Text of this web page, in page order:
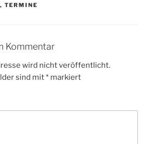
, TERMINE
Kommentar
wird nicht veröffentlicht.
sind mit* markiert